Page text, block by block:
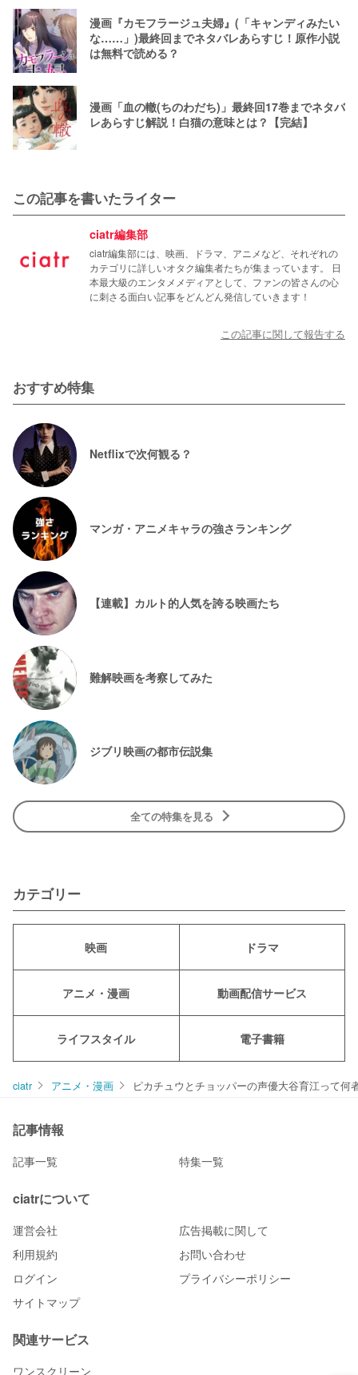
漫画『カモフラージュ夫婦』(「キャンディみたい
な……」)最終回までネタバレあらすじ！原作小説
は無料で読める？
漫画「血の轍(ちのわだち)」最終回17巻までネタバ
レあらすじ解説！白猫の意味とは？【完結】
この記事を書いたライター
ciatr編集部
ciatr編集部には、映画、ドラマ、アニメなど、それぞれの
カテゴリに詳しいオタク編集者たちが集まっています。 日
本最大級のエンタメメディアとして、ファンの皆さんの心
に刺さる面白い記事をどんどん発信していきます！
この記事に関して報告する
おすすめ特集
Netflixで次何観る？
マンガ・アニメキャラの強さランキング
【連載】カルト的人気を誇る映画たち
難解映画を考察してみた
ジブリ映画の都市伝説集
全ての特集を見る
カテゴリー
映画 ドラマ
アニメ・漫画 動画配信サービス
ライフスタイル 電子書籍
ciatr アニメ・漫画 ピカチュウとチョッパーの声優大谷育江って何
記事情報
記事一覧 特集一覧
ciatrについて
運営会社
広告掲載に関して
利用規約
お問い合わせ
ログイン
プライバシーポリシー
サイトマップ
関連サービス
ワンスクリーン